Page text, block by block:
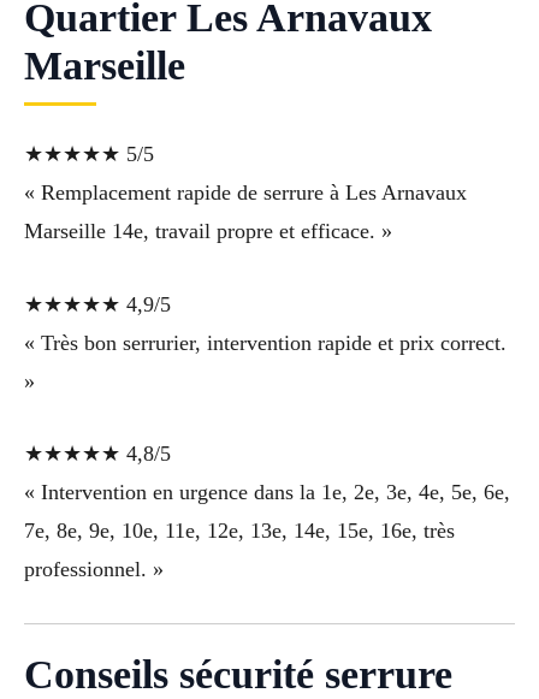
Quartier Les Arnavaux
Marseille
★★★★★ 5/5
« Remplacement rapide de serrure à Les Arnavaux
Marseille 14e, travail propre et efficace. »
★★★★★ 4,9/5
« Très bon serrurier, intervention rapide et prix correct.
»
★★★★★ 4,8/5
« Intervention en urgence dans la 1e, 2e, 3e, 4e, 5e, 6e,
7e, 8e, 9e, 10e, 11e, 12e, 13e, 14e, 15e, 16e, très
professionnel. »
Conseils sécurité serrure